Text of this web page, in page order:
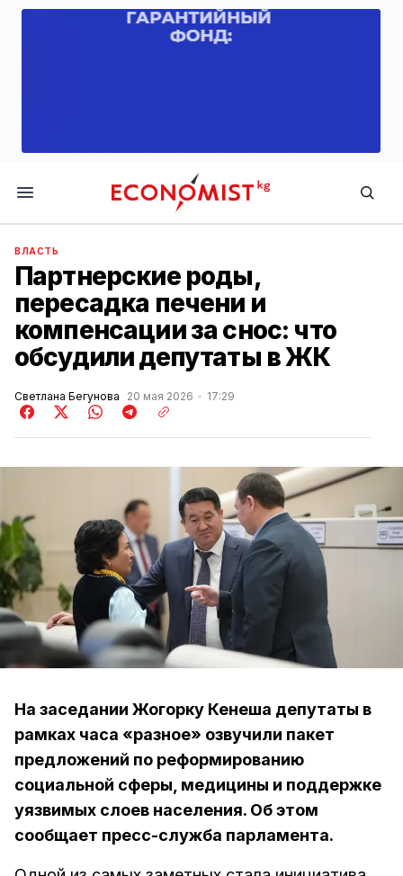
Economist.kg
ВЛАСТЬ
Партнерские роды,
пересадка печени и
компенсации за снос: что
обсудили депутаты в ЖК
Светлана Бегунова 20 мая 2026 17:29
На заседании Жогорку Кенеша депутаты в
рамках часа «разное» озвучили пакет
предложений по реформированию
социальной сферы, медицины и поддержке
уязвимых слоев населения. Об этом
сообщает пресс-служба парламента.